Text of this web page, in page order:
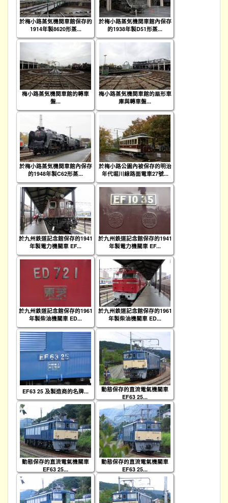
於梅小路蒸気機関車館保存的
1914年製8620形蒸...
於梅小路蒸気機関車館內保存
的1938年製D51形蒸...
梅小路蒸気機関車館的轉車
盤...
梅小路蒸気機関車館的扇形車
庫與轉車盤...
於梅小路蒸気機関車館內保存
的1948年製C62形蒸...
於梅小路公園內被保存的明治
年代堀川線路面電車27號...
於九州鉄道記念館保存的1941
年製電力機關車 EF...
於九州鉄道記念館保存的1941
年製電力機關車 EF...
於九州鉄道記念館保存的1961
年製柴油機關車 ED...
於九州鉄道記念館保存的1961
年製柴油機關車 ED...
EF63 25 及製造商的名牌...
動態保存的直流電氣機關車
EF63 25...
動態保存的直流電氣機關車
EF63 25...
動態保存的直流電氣機關車
EF63 25...